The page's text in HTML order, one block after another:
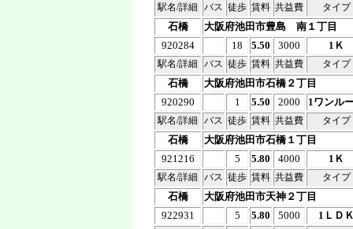
駅名/詳細 バス 徒歩 賃料 共益費 タイプ
石橋
大阪府池田市豊島 南１丁目
920284
18 5.50 3000 1Ｋ
駅名/詳細 バス 徒歩 賃料 共益費 タイプ
石橋
大阪府池田市石橋２丁目
920290
1 5.50 2000 1ワンル
駅名/詳細 バス 徒歩 賃料 共益費 タイプ
石橋
大阪府池田市石橋１丁目
921216
5 5.80 4000 1Ｋ
駅名/詳細 バス 徒歩 賃料 共益費 タイプ
石橋
大阪府池田市天神２丁目
922931
5 5.80 5000 1ＬＤ